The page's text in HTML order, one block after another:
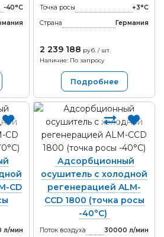
-40°С
Точка росы
+3°С
Страна
Германия
2 239 188 руб. / шт.
Наличие: По запросу
Подробнее
CD
л/мин
Адсорбционный
осушитель с холодной
регенерацией ALM-
CCD 1800 (точка росы
-40°С)
Поток воздуха
30000 л/мин